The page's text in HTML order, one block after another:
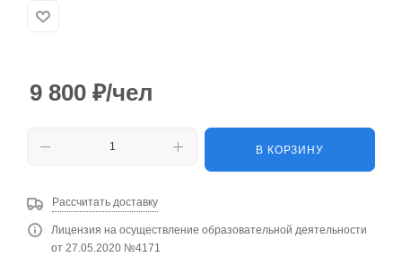
9 800 ₽/чел
В КОРЗИНУ
Рассчитать доставку
Лицензия на осуществление образовательной деятельности
от 27.05.2020 №4171